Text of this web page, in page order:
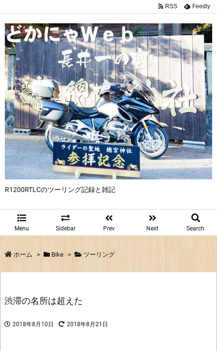
R1200RTLCのツーリング記録と雑記
Menu Sidebar Prev Next Search
RSS Feedly
ホーム > Bike > ツーリング
渋滞の名所は超えた
2018年8月10日 2018年8月21日